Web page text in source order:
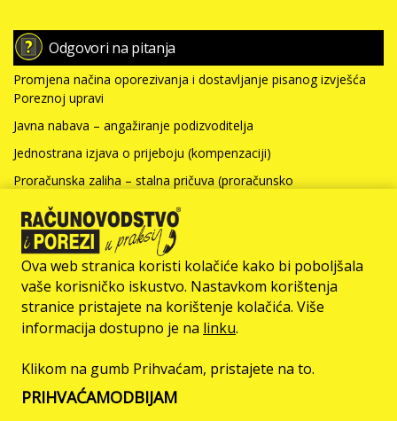
Odgovori na pitanja
Promjena načina oporezivanja i dostavljanje pisanog izvješća
Poreznoj upravi
Javna nabava – angažiranje podizvoditelja
Jednostrana izjava o prijeboju (kompenzaciji)
Proračunska zaliha – stalna pričuva (proračunsko
Nabavna vrijednost nefinancijske imovine i kamate za kredit
(neprofitno računovodstvo)
Više >>>
© Računovodstvo & Porezi član je
ZAŠTITA PRIVATNOSTI
KONTAKT
Ova web stranica koristi kolačiće kako bi poboljšala
vaše korisničko iskustvo. Nastavkom korištenja
stranice pristajete na korištenje kolačića. Više
informacija dostupno je na linku.
Klikom na gumb Prihvaćam, pristajete na to.
PRIHVAĆAMODBIJAM